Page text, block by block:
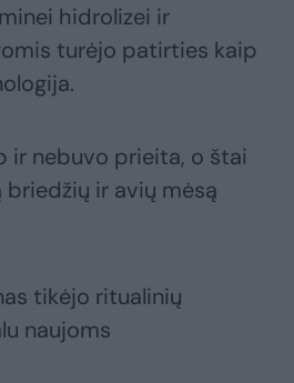
hidrolizei ir
turėjo patirties kaip
ir nebuvo prieita, o štai
briedžių ir avių mėsą
tikėjo ritualinių
naujoms